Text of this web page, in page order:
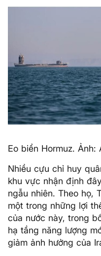
Eo biển Hormuz. Ảnh:
Nhiều cựu chỉ huy
khu vực nhận định
ngẫu nhiên. Theo họ,
một trong những lợi
của nước này, trong
hạ tầng năng lượng
giảm ảnh hưởng của